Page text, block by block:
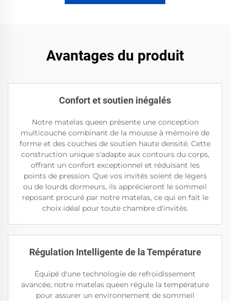
Avantages du produit
Confort et soutien inégalés
Notre matelas queen présente une conception
multicouche combinant de la mousse à mémoire de
forme et des couches de soutien haute densité. Cette
construction unique s'adapte aux contours du corps,
offrant un confort exceptionnel et réduisant les
points de pression. Que vos invités soient de légers
ou de lourds dormeurs, ils apprécieront le sommeil
reposant procuré par notre matelas, ce qui en fait le
choix idéal pour toute chambre d'invités.
Régulation Intelligente de la Température
Équipé d'une technologie de refroidissement
avancée, notre matelas queen régule la température
pour assurer un environnement de sommeil